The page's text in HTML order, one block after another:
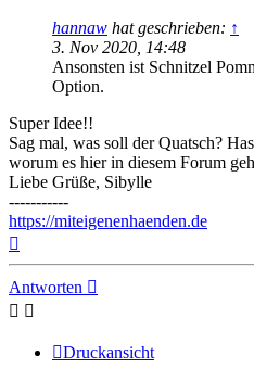
hannaw hat geschrieben: ↑
3. Nov 2020, 14:48
Ansonsten ist Schnitzel
Option.
Super Idee!!
Sag mal, was soll der Quatsch?
worum es hier in diesem Forum
Liebe Grüße, Sibylle
-----------
https://miteigenenhaenden.de
Antworten
Druckansicht